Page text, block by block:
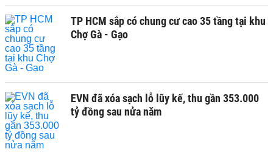
TP HCM sắp có chung cư cao 35 tầng tại khu
Chợ Gà - Gạo
EVN đã xóa sạch lỗ lũy kế, thu gần 353.000
tỷ đồng sau nửa năm